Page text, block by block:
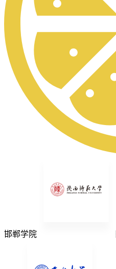
邯郸学院